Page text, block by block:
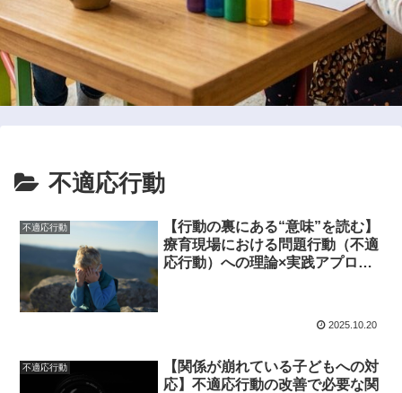
不適応行動
不適応行動
【行動の裏にある“意味”を読む】
療育現場における問題行動（不適
応行動）への理論×実践アプロー
2025.10.20
不適応行動
【関係が崩れている子どもへの対
応】不適応行動の改善で必要な関